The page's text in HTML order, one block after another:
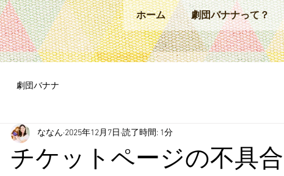
ホーム 劇団バナナって？
劇団バナナ
チケットページの不具
ななん 2025年12月7日 読了時間: 1分